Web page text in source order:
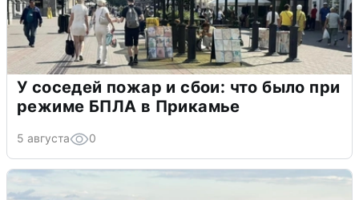
У соседей пожар и сбои: что было при
режиме БПЛА в Прикамье
5 августа 0